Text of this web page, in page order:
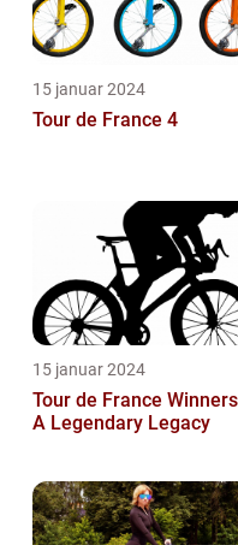
15 januar 2024
Tour de France 4
15 januar 2024
Tour de France
A Legendary Legacy